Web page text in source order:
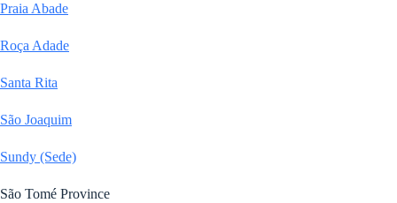
Praia Abade
Roça Adade
Santa Rita
São Joaquim
Sundy (Sede)
São Tomé Province